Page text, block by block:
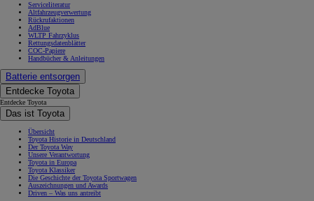
Serviceliteratur
Altfahrzeugverwertung
Rückrufaktionen
AdBlue
WLTP Fahrzyklus
Rettungsdatenblätter
COC-Papiere
Handbücher & Anleitungen
Batterie entsorgen
Entdecke Toyota
Entdecke Toyota
Das ist Toyota
Übersicht
Toyota Historie in Deutschland
Der Toyota Way
Unsere Verantwortung
Toyota in Europa
Toyota Klassiker
Die Geschichte der Toyota Sportwagen
Auszeichnungen und Awards
Driven – Was uns antreibt